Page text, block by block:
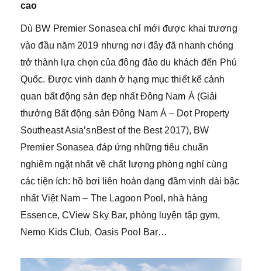
cao
Dù BW Premier Sonasea chỉ mới được khai trương
vào đầu năm 2019 nhưng nơi đây đã nhanh chóng
trở thành lựa chọn của đông đảo du khách đến Phú
Quốc. Được vinh danh ở hạng mục thiết kế cảnh
quan bất động sản đẹp nhất Đông Nam Á (Giải
thưởng Bất động sản Đông Nam Á – Dot Property
Southeast Asia’snBest of the Best 2017), BW
Premier Sonasea đáp ứng những tiêu chuẩn
nghiêm ngặt nhất về chất lượng phòng nghỉ cùng
các tiện ích: hồ bơi liên hoàn dạng đầm vịnh dài bậc
nhất Việt Nam – The Lagoon Pool, nhà hàng
Essence, CView Sky Bar, phòng luyện tập gym,
Nemo Kids Club, Oasis Pool Bar…